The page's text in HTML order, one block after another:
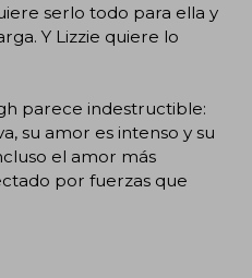
serlo todo para ella y
Y Lizzie quiere lo
parece indestructible:
su amor es intenso y su
el amor más
por fuerzas que